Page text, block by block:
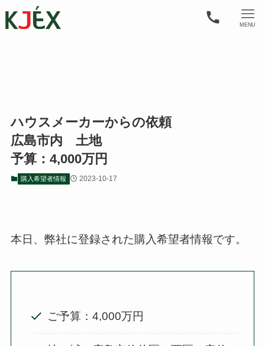
MENU
ハウスメーカーからの依頼
広島市内 土地
予算：4,000万円
購入希望者情報 2023-10-17
本日、弊社に登録された購入希望者情報です。
ご予算：4,000万円